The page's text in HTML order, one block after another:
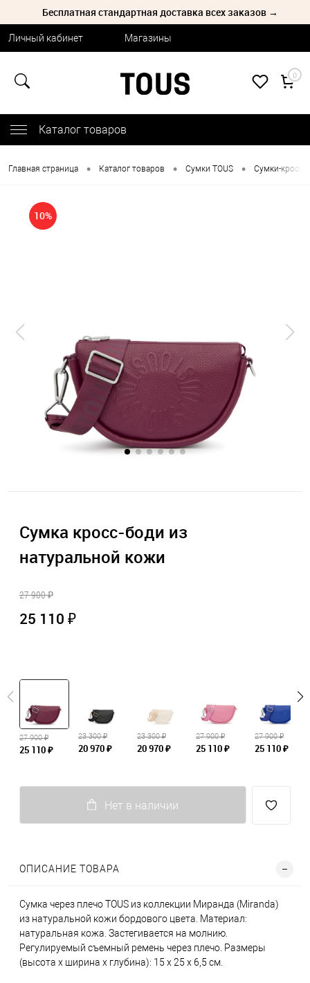
Бесплатная стандартная доставка всех заказов →
Личный кабинет Магазины
0
Каталог товаров
Главная страница • Каталог товаров • Сумки TOUS • Сумки-
10%
Сумка кросс-боди из
натуральной кожи
27 900 ₽
25 110 ₽
27 900 ₽
25 110 ₽
23 300 ₽
20 970 ₽
23 300 ₽
20 970 ₽
27 900 ₽
25 110 ₽
27 900 ₽
25 110 ₽
Нет в наличии
ОПИСАНИЕ ТОВАРА
Сумка через плечо TOUS из коллекции Миранда (Miranda)
из натуральной кожи бордового цвета. Материал:
натуральная кожа. Застегивается на молнию.
Регулируемый съемный ремень через плечо. Размеры
(высота х ширина х глубина): 15 х 25 х 6,5 см.